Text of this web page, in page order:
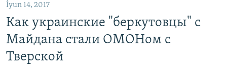
İyun 14, 2017
Как украинские "беркутовцы" с
Майдана стали ОМОНом с
Тверской